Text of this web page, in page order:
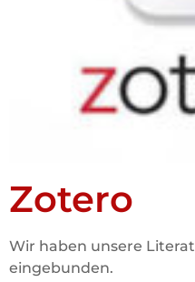
Zotero
Wir haben unsere
eingebunden.